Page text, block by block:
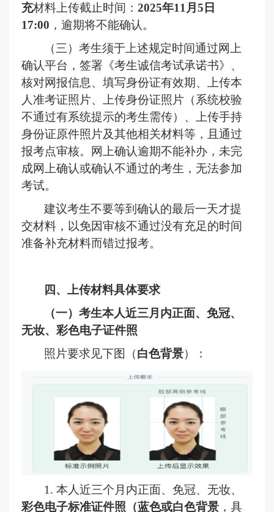
充材料上传截止时间： 2025年11月5日
17:00 ，逾期将不能确认。
（三 ）考生须于上述规定时间通过网上
确认平台， 签署《考生诚信考试承诺书》、
核对网报信息、 填写身份证有效期、
上传本
人 准考证照片、上传身份证照片 （系统校验
不通过有系统提示的考生需传） 、上传手持
身份证原件照片及其他相关材料等，且 通过
报考点审核。 网上确认逾期不能补办，未完
成网上确认或确认不通过的考生，无法参加
考试。
建议考生不要等到确认的最后一天才提
交材料，以免因审核不通过没有充足的时间
准备补充材料而错过报考。
四、上传材料具体要求
（一）考生本人近三月内正面、免冠、
无妆、彩色电子证件照
照片要求见下图
（白色背景） ：
1. 本人近三个月内正面、免冠、无妆、
彩色电子标准证件照（蓝色或白色背景 ，具